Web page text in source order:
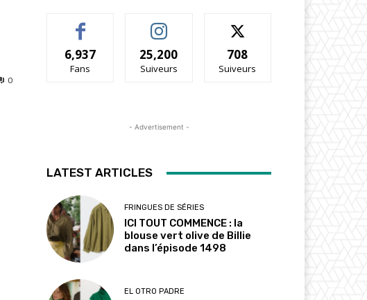
0
6,937
Fans
25,200
Suiveurs
708
Suiveurs
- Advertisement -
LATEST ARTICLES
FRINGUES DE SÉRIES
ICI TOUT COMMENCE : la
blouse vert olive de Billie
dans l’épisode 1498
EL OTRO PADRE